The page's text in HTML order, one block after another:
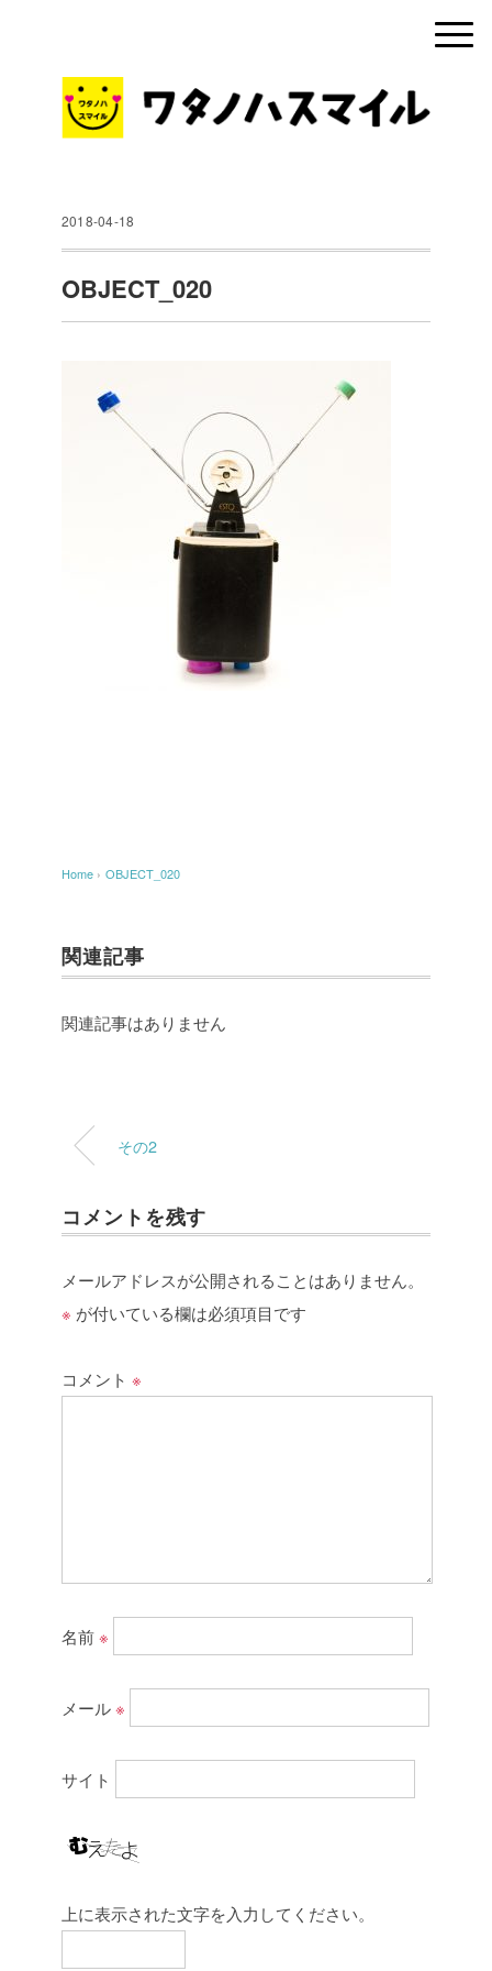
2018-04-18
OBJECT_020
Home › OBJECT_020
関連記事
関連記事はありません
その2
コメントを残す
メールアドレスが公開されることはありません。
※ が付いている欄は必須項目です
コメント ※
名前※
メール※
サイト
上に表示された文字を入力してください。